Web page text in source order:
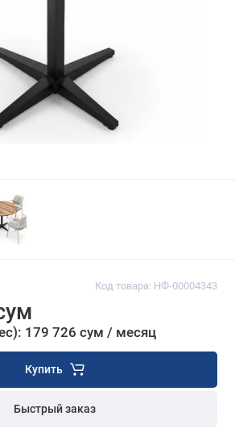
Код товара: НФ-00004343
179 726 сум / месяц
Купить
Быстрый заказ